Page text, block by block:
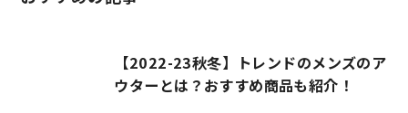
【2022-23秋冬】トレンドのメンズのア
ウターとは？おすすめ商品も紹介！